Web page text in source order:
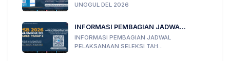
UNGGUL DEL 2026
INFORMASI PEMBAGIAN JADWA...
INFORMASI PEMBAGIAN JADWAL
PELAKSANAAN SELEKSI TAH...